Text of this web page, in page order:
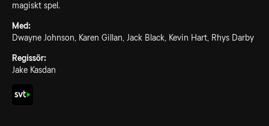
magiskt spel.
Med:
Dwayne Johnson, Karen Gillan, Jack Black, Kevin Hart, Rhys Darby
Regissör:
Jake Kasdan